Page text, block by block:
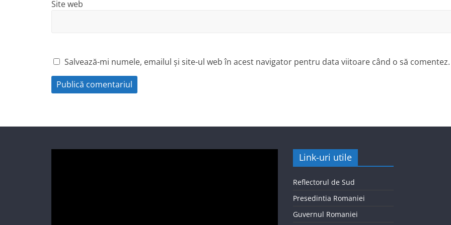
Site web
Salvează-mi numele, emailul și site-ul web în acest navigator pentru data viitoare când o să comentez.
Link-uri utile
Reflectorul de Sud
Presedintia Romaniei
Guvernul Romaniei